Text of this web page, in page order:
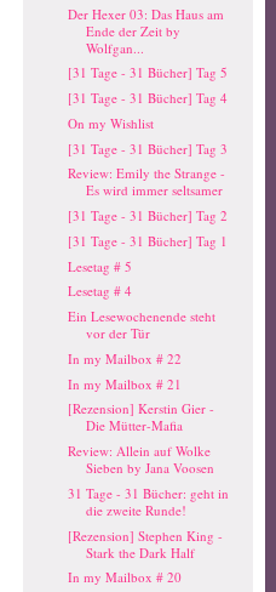
Der Hexer 03: Das Haus am
Ende der Zeit by
Wolfgan...
[31 Tage - 31 Bücher] Tag 5
[31 Tage - 31 Bücher] Tag 4
On my Wishlist
[31 Tage - 31 Bücher] Tag 3
Review: Emily the Strange -
Es wird immer seltsamer
[31 Tage - 31 Bücher] Tag 2
[31 Tage - 31 Bücher] Tag 1
Lesetag # 5
Lesetag # 4
Ein Lesewochenende steht
vor der Tür
In my Mailbox # 22
In my Mailbox # 21
[Rezension] Kerstin Gier -
Die Mütter-Mafia
Review: Allein auf Wolke
Sieben by Jana Voosen
31 Tage - 31 Bücher: geht in
die zweite Runde!
[Rezension] Stephen King -
Stark the Dark Half
In my Mailbox # 20